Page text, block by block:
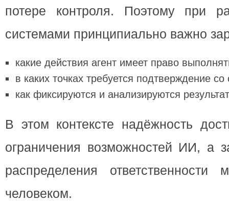
потере контроля. Поэтому при
системами принципиально важно
какие действия агент имеет право
в каких точках требуется подтверждение
как фиксируются и анализируются
В этом контексте надёжность
ограничения возможностей ИИ, а
распределения
человеком.